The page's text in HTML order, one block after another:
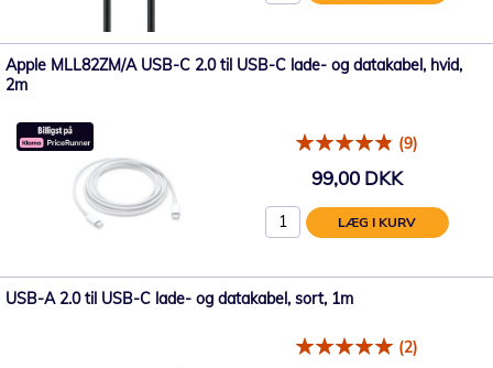
Apple MLL82ZM/A USB-C 2.0 til USB-C lade- og datakabel, hvid,
2m
(9)
99,00 DKK
LÆG I KURV
USB-A 2.0 til USB-C lade- og datakabel, sort, 1m
(2)